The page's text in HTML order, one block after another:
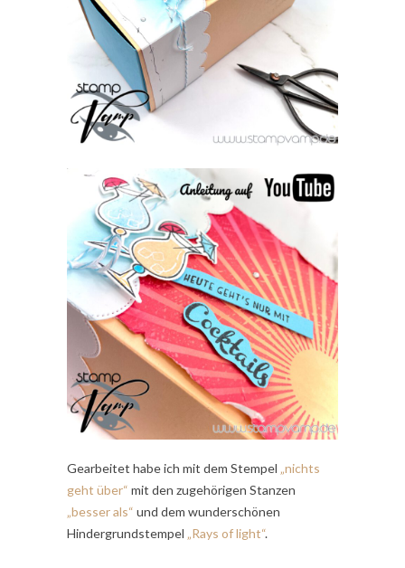
Gearbeitet habe ich mit dem Stempel „nichts
geht über“ mit den zugehörigen Stanzen
„besser als“ und dem wunderschönen
Hindergrundstempel „Rays of light“.